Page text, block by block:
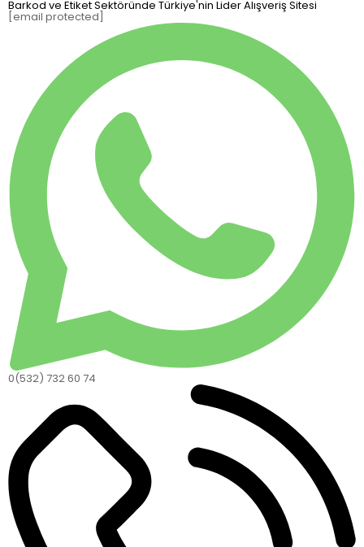
Barkod ve Etiket Sektöründe Türkiye'nin Lider Alışveriş Sitesi
[email protected]
0(532) 732 60 74